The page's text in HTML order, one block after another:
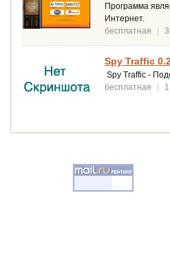
Программа
Интернет.
бесплатная
|
Spy Traffic
Spy Traffic -
бесплатная
|